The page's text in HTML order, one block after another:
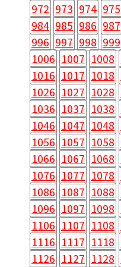
972 973 974 975
984 985 986 987
996 997 998 999
1006 1007 1008
1016 1017 1018
1026 1027 1028
1036 1037 1038
1046 1047 1048
1056 1057 1058
1066 1067 1068
1076 1077 1078
1086 1087 1088
1096 1097 1098
1106 1107 1108
1116 1117 1118
1126 1127 1128